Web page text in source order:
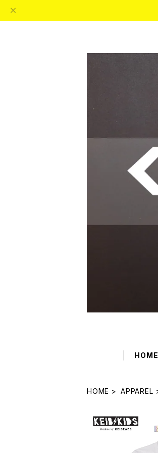
HOME
HOME APPAREL